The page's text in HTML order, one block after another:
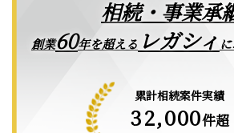
相続・事業承
創業60年を超える レガシィ
累計相続案件実績
32,000件超